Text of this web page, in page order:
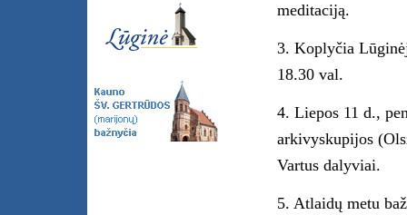
meditaciją.
3. Koplyčia
18.30 val.
4. Liepos 11 d.,
arkivyskupijos
Vartus dalyviai.
5. Atlaidų metu